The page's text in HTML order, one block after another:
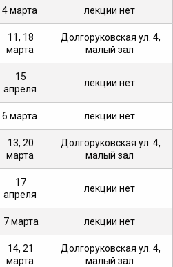
4 марта лекции нет
11, 18
марта
Долгоруковская ул. 4,
малый зал
15
апреля
лекции нет
6 марта лекции нет
13, 20
марта
Долгоруковская ул. 4,
малый зал
17
апреля
лекции нет
7 марта лекции нет
14, 21
марта
Долгоруковская ул. 4,
малый зал